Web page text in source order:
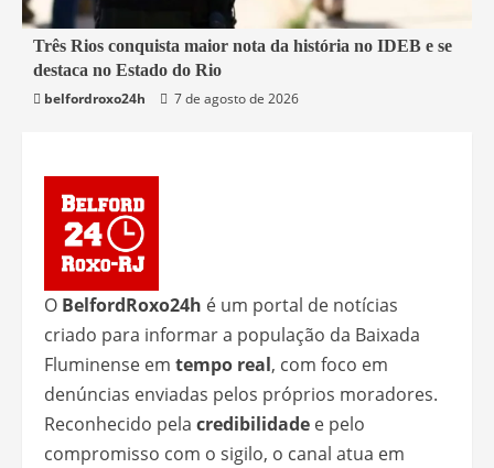
2 min read
Educação
Rio de Janeiro
Três Rios conquista maior nota da história no IDEB e se
destaca no Estado do Rio
belfordroxo24h
7 de agosto de 2026
O BelfordRoxo24h é um portal de notícias
criado para informar a população da Baixada
Fluminense em tempo real, com foco em
denúncias enviadas pelos próprios moradores.
Reconhecido pela credibilidade e pelo
compromisso com o sigilo, o canal atua em